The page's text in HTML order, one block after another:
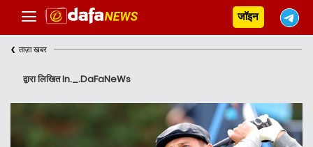
जॉइन
‹ ताज़ा खबर
द्वारा लिखित In._.DaFaNeWs